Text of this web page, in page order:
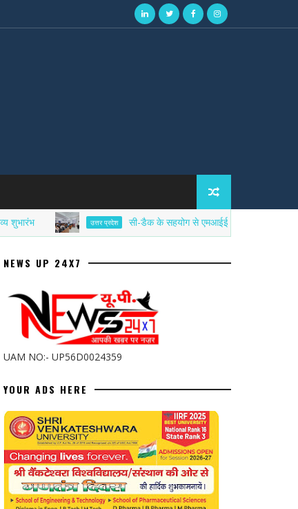
उत्तर प्रदेश सी-डैक के सहयोग से एमआईईटी में साइबर सिक्योरिटी
NEWS UP 24X7
UAM NO:- UP56D0024359
YOUR ADS HERE